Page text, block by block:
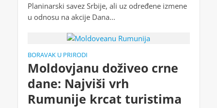
Planinarski savez Srbije, ali uz određene izmene
u odnosu na akcije Dana...
BORAVAK U PRIRODI
Moldovjanu doživeo crne
dane: Najviši vrh
Rumunije krcat turistima